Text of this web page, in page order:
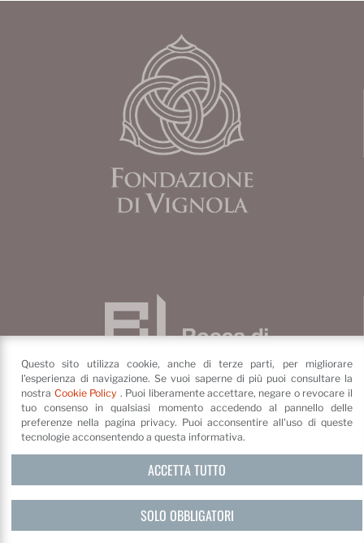
Fondazione di Vignola
Questo sito utilizza cookie, anche di terze parti, per migliorare
l'esperienza di navigazione. Se vuoi saperne di più puoi consultare la
nostra Cookie Policy . Puoi liberamente accettare, negare o revocare il
tuo consenso in qualsiasi momento accedendo al pannello delle
preferenze nella pagina privacy. Puoi acconsentire all'uso di queste
tecnologie acconsentendo a questa informativa.
ACCETTA TUTTO
SOLO OBBLIGATORI